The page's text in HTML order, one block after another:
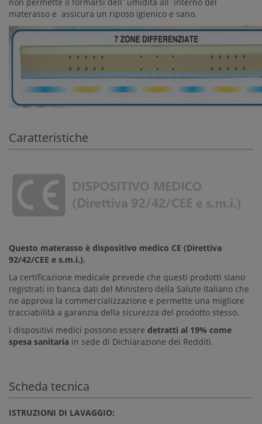
materasso e assicura un riposo igienico e sano.
Caratteristiche
Questo materasso è dispositivo medico CE (Direttiva
92/42/CEE e s.m.i.).
La certificazione medicale prevede che questi prodotti siano
registrati in banca dati del Ministero della Salute Italiano che
ne approva la commercializzazione e permette una migliore
tracciabilità a garanzia della sicurezza del prodotto stesso.
I dispositivi medici possono essere detratti al 19% come
spesa sanitaria in sede di Dichiarazione dei Redditi.
Scheda tecnica
ISTRUZIONI DI LAVAGGIO: